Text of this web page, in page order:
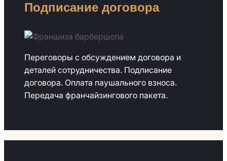
Подписание договора
Переговоры с обсуждением договора и
деталей сотрудничества. Подписание
договора. Оплата паушального взноса.
Передача франчайзингового пакета.